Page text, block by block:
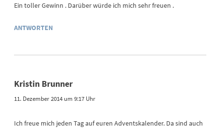
Ein toller Gewinn . Darüber würde ich mich sehr freuen .
ANTWORTEN
Kristin Brunner
11. Dezember 2014 um 9:17 Uhr
Ich freue mich jeden Tag auf euren Adventskalender. Da sind auch